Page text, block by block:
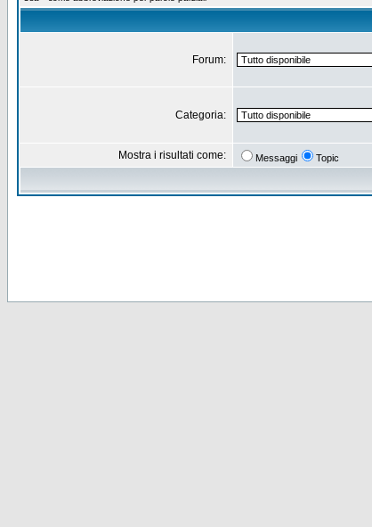
Forum:
Categoria:
Mostra i risultati come: Messaggi Topic